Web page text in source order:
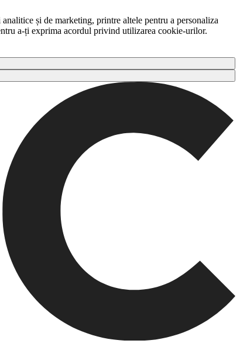
și de marketing, printre altele pentru a personaliza
a-ți exprima acordul privind utilizarea cookie-urilor.